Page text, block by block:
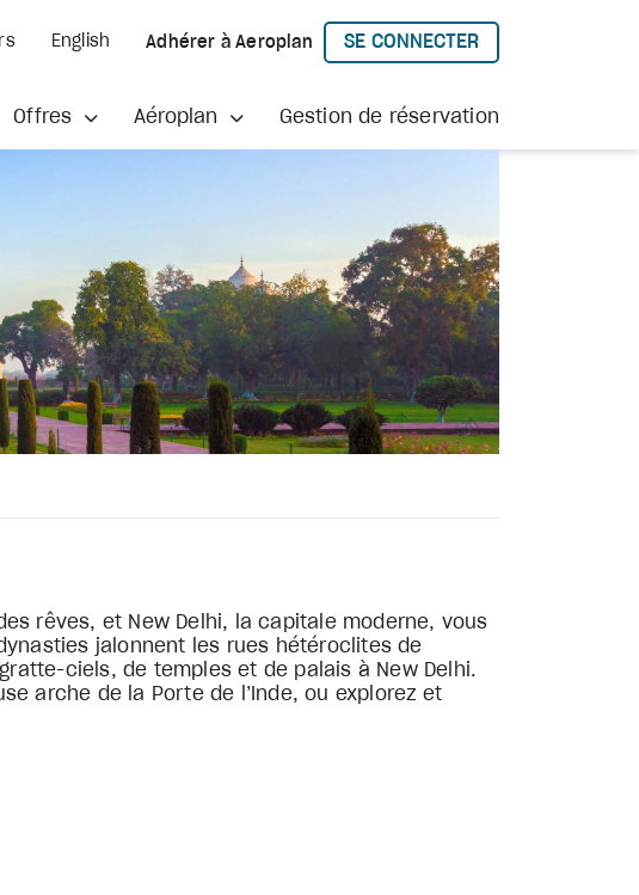
English Adhérer à Aeroplan
SE CONNECTER
À AEROPLAN
Offres Aéroplan Gestion de réservation
rêves, et New Delhi, la capitale moderne, vous
jalonnent les rues hétéroclites de
ciels, de temples et de palais à New Delhi.
arche de la Porte de l’Inde, ou explorez et